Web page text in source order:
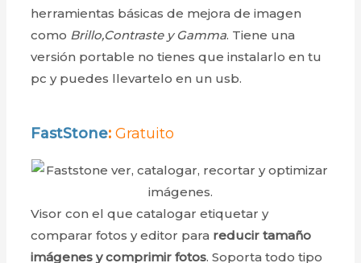
herramientas básicas de mejora de imagen
como Brillo,Contraste y Gamma. Tiene una
versión portable no tienes que instalarlo en tu
pc y puedes llevartelo en un usb.
FastStone: Gratuito
Visor con el que catalogar etiquetar y
comparar fotos y editor para reducir tamaño
imágenes y comprimir fotos. Soporta todo tipo